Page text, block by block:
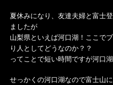
夏休みになり、友達夫婦と富士
ましたが
山梨県といえば河口湖！ここで
り人としてどうなのか？？
ってことで短い時間ですが河口
せっかくの河口湖なので富士山